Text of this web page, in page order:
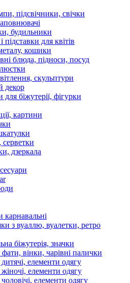
підсвічники, свічки
будильники
для квітів
кошики
блюда, підноси, посуд
скульптури
декор
для біжутерії, фігурки
картини
серветки
дзеркала
з вуаллю, вуалетки, ретро
біжутерія, значки
вінки, чарівні палички
елементи одягу
елементи одягу
елементи одягу